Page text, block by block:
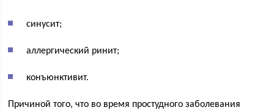
синусит;
аллергический ринит;
конъюнктивит.
Причиной того, что во время простудного заболевания